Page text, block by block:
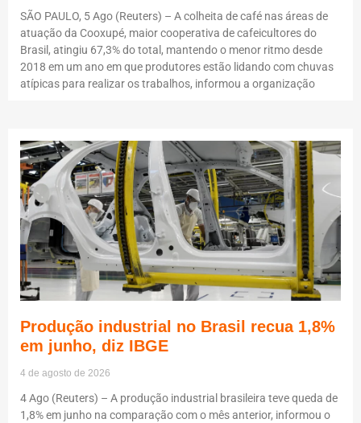
SÃO PAULO, 5 Ago (Reuters) – A colheita de café nas áreas de
atuação da Cooxupé, maior cooperativa de cafeicultores do
Brasil, atingiu 67,3% do total, mantendo o menor ritmo desde
2018 em um ano em que produtores estão lidando com chuvas
atípicas para realizar os trabalhos, informou a organização
Produção industrial no Brasil recua 1,8%
em junho, diz IBGE
4 de agosto de 2026
4 Ago (Reuters) – A produção industrial brasileira teve queda de
1,8% em junho na comparação com o mês anterior, informou o